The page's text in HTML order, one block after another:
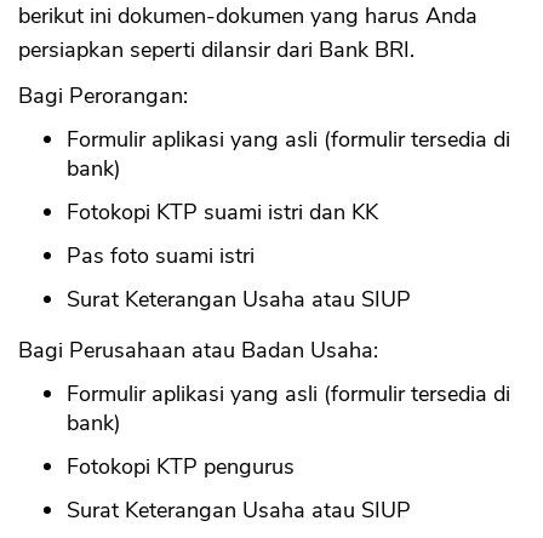
berikut ini dokumen-dokumen yang harus Anda
persiapkan seperti dilansir dari Bank BRI.
Bagi Perorangan:
Formulir aplikasi yang asli (formulir tersedia di
bank)
Fotokopi KTP suami istri dan KK
Pas foto suami istri
Surat Keterangan Usaha atau SIUP
Bagi Perusahaan atau Badan Usaha:
Formulir aplikasi yang asli (formulir tersedia di
bank)
Fotokopi KTP pengurus
Surat Keterangan Usaha atau SIUP